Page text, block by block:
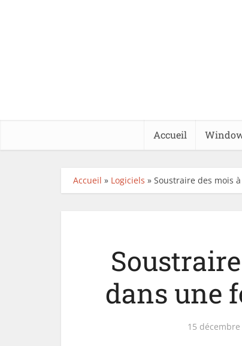
Accueil
Accueil » Logiciels » Soustraire des mois
dans une
15 décembre